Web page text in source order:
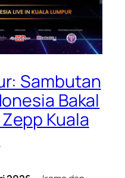
Sambutan
Bakal
Kuala